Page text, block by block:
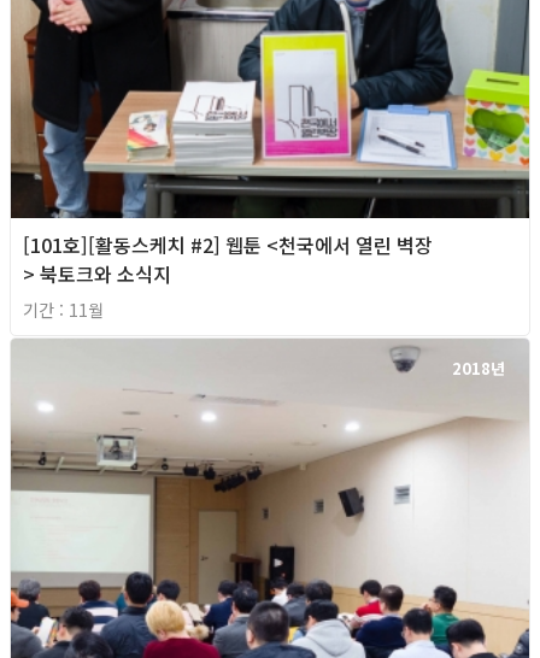
[101호][활동스케치 #2] 웹툰 <천국에서 열린 벽장
> 북토크와 소식지
기간 : 11월
2018년